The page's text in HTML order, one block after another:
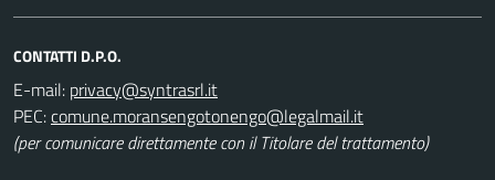
CONTATTI D.P.O.
E-mail:
PEC:
(per comunicare direttamente con il Titolare del trattamento)